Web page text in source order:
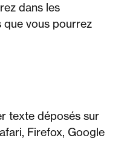
dans les
vous pourrez
texte déposés sur
Firefox, Google